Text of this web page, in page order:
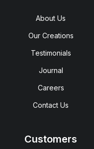
About Us
Our Creations
Testimonials
Journal
Careers
Contact Us
Customers